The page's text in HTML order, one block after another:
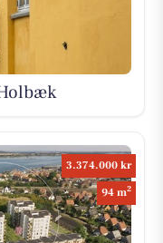
3.374.000 kr
94 m2